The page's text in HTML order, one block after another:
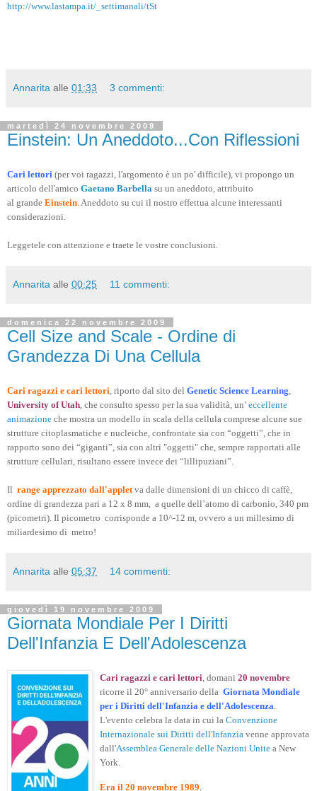
http://www.lastampa.it/_settimanali/tSt
Annarita alle 01:33 3 commenti:
martedì 24 novembre 2009
Einstein: Un Aneddoto...Con Riflessioni
Cari lettori (per voi ragazzi, l'argomento è un po' difficile), vi propongo un
articolo dell'amico Gaetano Barbella su un aneddoto, attribuito
al grande Einstein. Aneddoto su cui il nostro effettua alcune interessanti
considerazioni.
Leggetele con attenzione e traete le vostre conclusioni.
Annarita alle 00:25 11 commenti:
domenica 22 novembre 2009
Cell Size and Scale - Ordine di
Grandezza Di Una Cellula
Cari ragazzi e cari lettori , riporto dal sito del Genetic Science Learning
University of Utah , che consulto spesso per la sua validità, un’ eccellente
animazione che mostra un modello in scala della cellula comprese alcune sue
strutture citoplasmatiche e nucleiche, confrontate sia con “oggetti”, che in
rapporto sono dei “giganti”, sia con altri "oggetti" che, sempre rapportati alle
strutture cellulari, risultano essere invece dei “lillipuziani”.
Il range apprezzato dall'applet va dalle dimensioni di un chicco di caffè,
ordine di grandezza pari a 12 x 8 mm, a quelle dell’atomo di carbonio, 340 pm
(picometri). Il picometro corrisponde a 10^-12 m, ovvero a un millesimo di
miliardesimo di metro!
Annarita alle 05:37 14 commenti:
giovedì 19 novembre 2009
Giornata Mondiale Per I Diritti
Dell'Infanzia E Dell'Adolescenza
Cari ragazzi e cari lettori , domani 20 novembre
ricorre il 20° anniversario della Giornata Mondiale
per i Diritti dell'Infanzia e dell'Adolescenza
L'evento celebra la data in cui la Convenzione
Internazionale sui Diritti dell'Infanzia venne approvata
dall'Assemblea Generale delle Nazioni Unite a New
York.
Era il 20 novembre 1989.